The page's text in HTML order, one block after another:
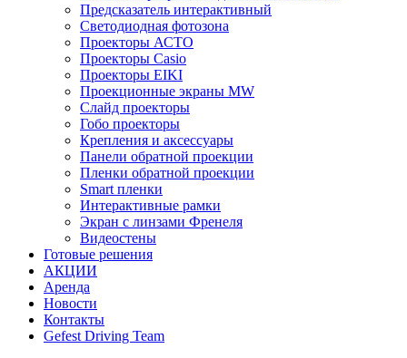
Предсказатель интерактивный
Светодиодная фотозона
Проекторы АСТО
Проекторы Casio
Проекторы EIKI
Проекционные экраны MW
Слайд проекторы
Гобо проекторы
Крепления и аксессуары
Панели обратной проекции
Пленки обратной проекции
Smart пленки
Интерактивные рамки
Экран с линзами Френеля
Видеостены
Готовые решения
АКЦИИ
Аренда
Новости
Контакты
Gefest Driving Team